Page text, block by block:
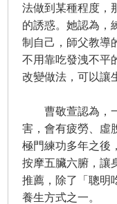
法做到某種程度，
的誘惑。她認為，
制自己，師父教導
不用靠吃發洩不平
改變做法，可以讓
曹敬萱認為，一
害，會有疲勞、虛
極門練功多年之後
按摩五臟六腑，讓
推薦，除了「聰明
養生方式之一。